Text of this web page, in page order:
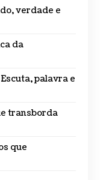
verdade e
da
palavra e
transborda
que